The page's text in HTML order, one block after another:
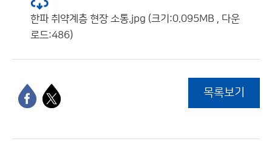
한파 취약계층 현장 소통.jpg (크기:0.095MB , 다운
로드:486)
목록보기